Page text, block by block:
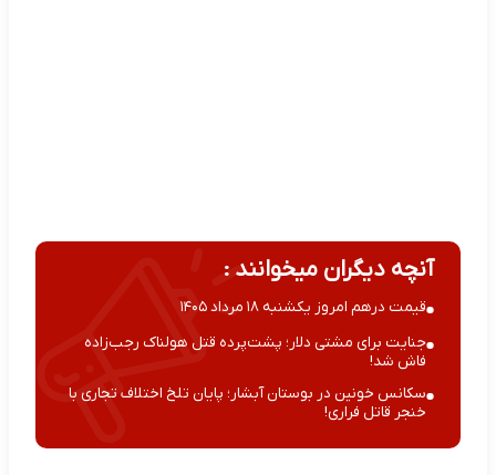
آنچه دیگران میخوانند :
قیمت درهم امروز یکشنبه ۱۸ مرداد ۱۴۰۵
جنایت برای مشتی دلار؛ پشت‌پرده قتل هولناک رجب‌زاده
فاش شد!
سکانس خونین در بوستان آبشار؛ پایان تلخ اختلاف تجاری با
خنجر قاتل فراری!